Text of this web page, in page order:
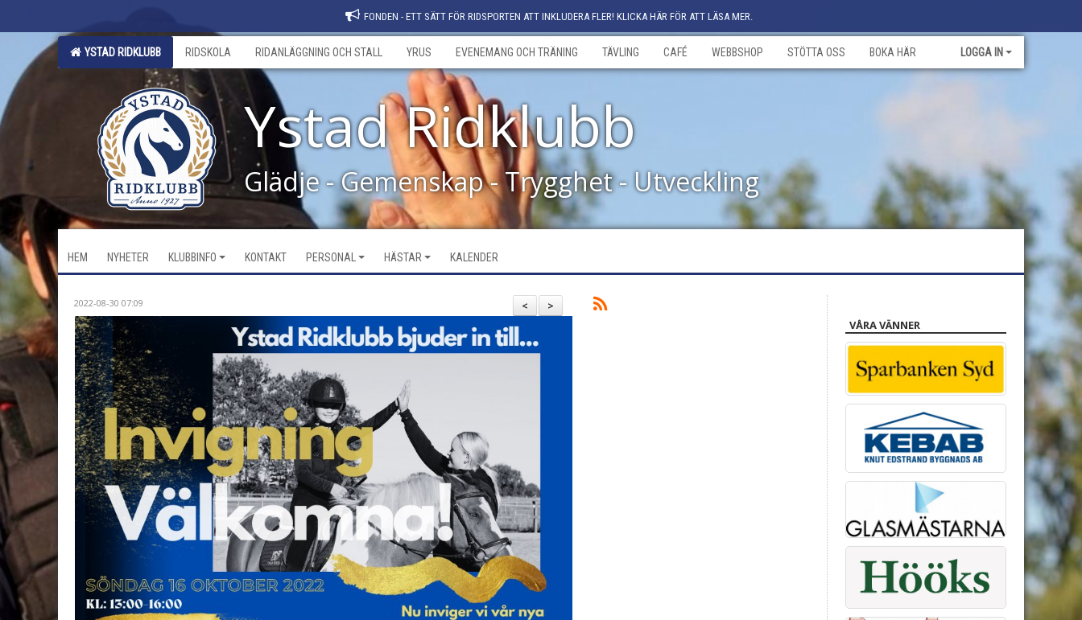
FONDEN - ETT SÄTT FÖR RIDSPORTEN ATT INKLUDERA FLER! KLICKA HÄR FÖR ATT LÄSA MER.
YSTAD RIDKLUBB RIDSKOLA RIDANLÄGGNING OCH STALL YRUS EVENEMANG OCH TRÄNING TÄVLING CAFÉ WEBBSHOP STÖTTA OSS BOKA HÄR LOGGA IN
Ystad Ridklubb
Glädje - Gemenskap - Trygghet - Utveckling
HEM NYHETER KLUBBINFO KONTAKT PERSONAL HÄSTAR KALENDER
>
<
2022-08-30 07:09
VÅRA VÄNNER